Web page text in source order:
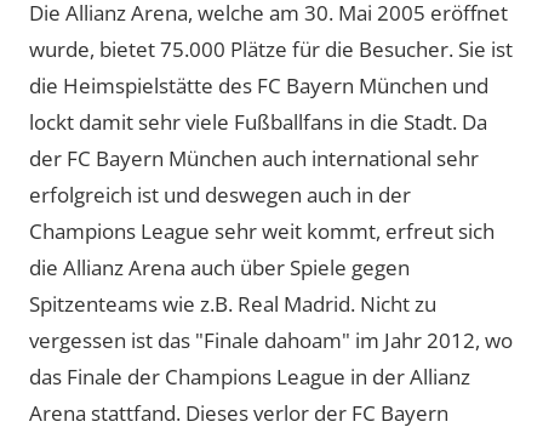
Die Allianz Arena, welche am 30. Mai 2005 eröffnet
wurde, bietet 75.000 Plätze für die Besucher. Sie ist
die Heimspielstätte des FC Bayern München und
lockt damit sehr viele Fußballfans in die Stadt. Da
der FC Bayern München auch international sehr
erfolgreich ist und deswegen auch in der
Champions League sehr weit kommt, erfreut sich
die Allianz Arena auch über Spiele gegen
Spitzenteams wie z.B. Real Madrid. Nicht zu
vergessen ist das "Finale dahoam" im Jahr 2012, wo
das Finale der Champions League in der Allianz
Arena stattfand. Dieses verlor der FC Bayern